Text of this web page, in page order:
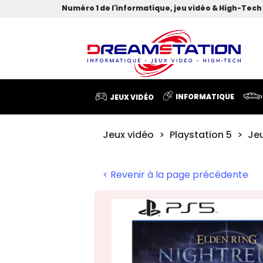
Numéro 1 de l'informatique, jeu vidéo & High-Tech
JEUX VIDÉO INFORMATIQUE
Jeux vidéo Playstation 5
< Revenir à la page précédente